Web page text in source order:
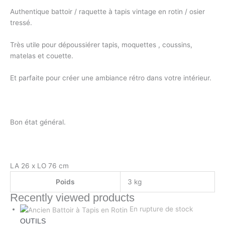
Authentique battoir / raquette à tapis vintage en rotin / osier
tressé.
Très utile pour dépoussiérer tapis, moquettes , coussins,
matelas et couette.
Et parfaite pour créer une ambiance rétro dans votre intérieur.
Bon état général.
LA 26 x LO 76 cm
Poids
3 kg
Recently viewed products
En rupture de stock
OUTILS